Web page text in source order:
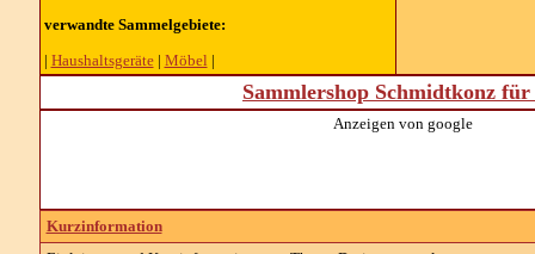
verwandte Sammelgebiete:
| Haushaltsgeräte| Möbel |
Sammlershop Schmidtkonz
Anzeigen von google
Kurzinformation